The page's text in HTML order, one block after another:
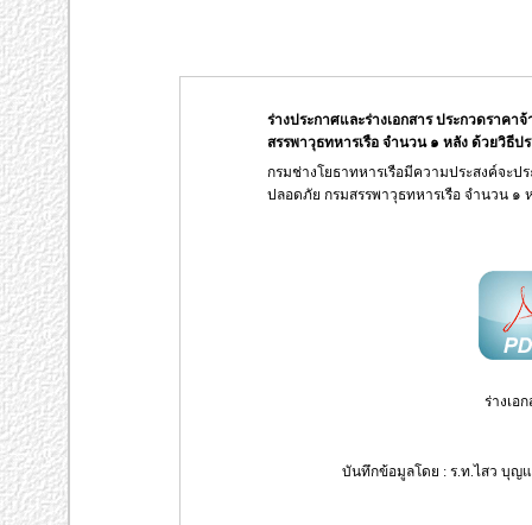
ร่างประกาศและร่างเอกสาร ประกวดราค
สรรพาวุธทหารเรือ จำนวน ๑ หลัง ด้วยวิธีป
กรมช่างโยธาทหารเรือมีความประสงค์จะป
ปลอดภัย กรมสรรพาวุธทหารเรือ จำนวน ๑
ร่างเอ
บันทึกข้อมูลโดย : ร.ท.ไสว บุญแ